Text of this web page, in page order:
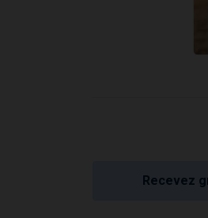
Recevez